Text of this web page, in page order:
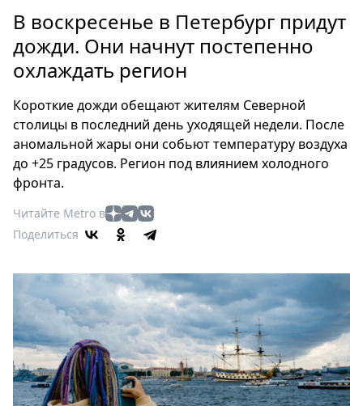
Россия
Мир
Здоровье
Туризм
Мода
Театр
Афиша
Книги
Пресс-
релизы
О
Metro
Стримы
Спецпроекты
Звезды
В воскресенье в Петербург придут
дожди. Они начнут постепенно
охлаждать регион
Короткие дожди обещают жителям Северной
столицы в последний день уходящей недели. После
аномальной жары они собьют температуру воздуха
до +25 градусов. Регион под влиянием холодного
фронта.
Читайте Metro в
Поделиться